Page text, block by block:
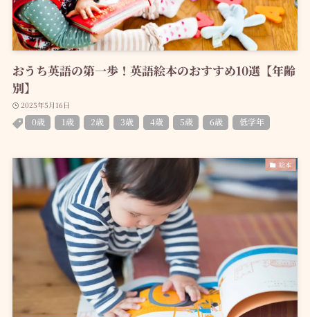
おうち英語の第一歩！英語絵本のおすすめ10選【年齢
別】
2025年5月16日
0歳 1歳 2歳 3歳 4歳 5歳 6歳 低学年
絵本